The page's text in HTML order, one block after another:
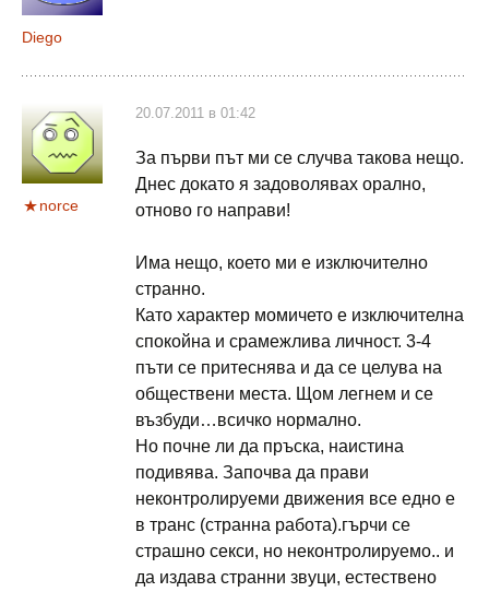
Diego
norce
20.07.2011 в 01:42
За първи път ми се случва такова нещо.
Днес докато я задоволявах орално,
отново го направи!
Има нещо, което ми е изключително
странно.
Като характер момичето е изключителна
спокойна и срамежлива личност. 3-4
пъти се притеснява и да се целува на
обществени места. Щом легнем и се
възбуди…всичко нормално.
Но почне ли да пръска, наистина
подивява. Започва да прави
неконтролируеми движения все едно е
в транс (странна работа).гърчи се
страшно секси, но неконтролируемо.. и
да издава странни звуци, естествено